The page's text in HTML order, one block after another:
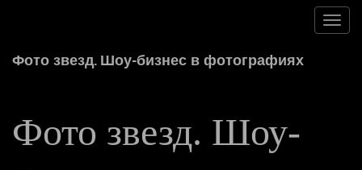
Фото звезд. Шоу-бизнес в фотографиях
Фото звезд. Шоу-